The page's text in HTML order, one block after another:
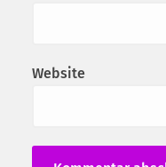
Website